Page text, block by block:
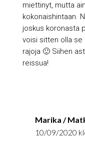
miettinyt, mutta
kokonaishintaan.
joskus koronasta
voisi sitten olla se
rajoja 🙂 Siihen
reissua!
Marika /
10/09/2020